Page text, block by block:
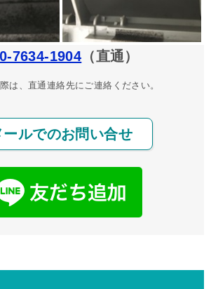
7634-1904 （直通）
は、直通連絡先にご連絡ください。
ールでのお問い合せ